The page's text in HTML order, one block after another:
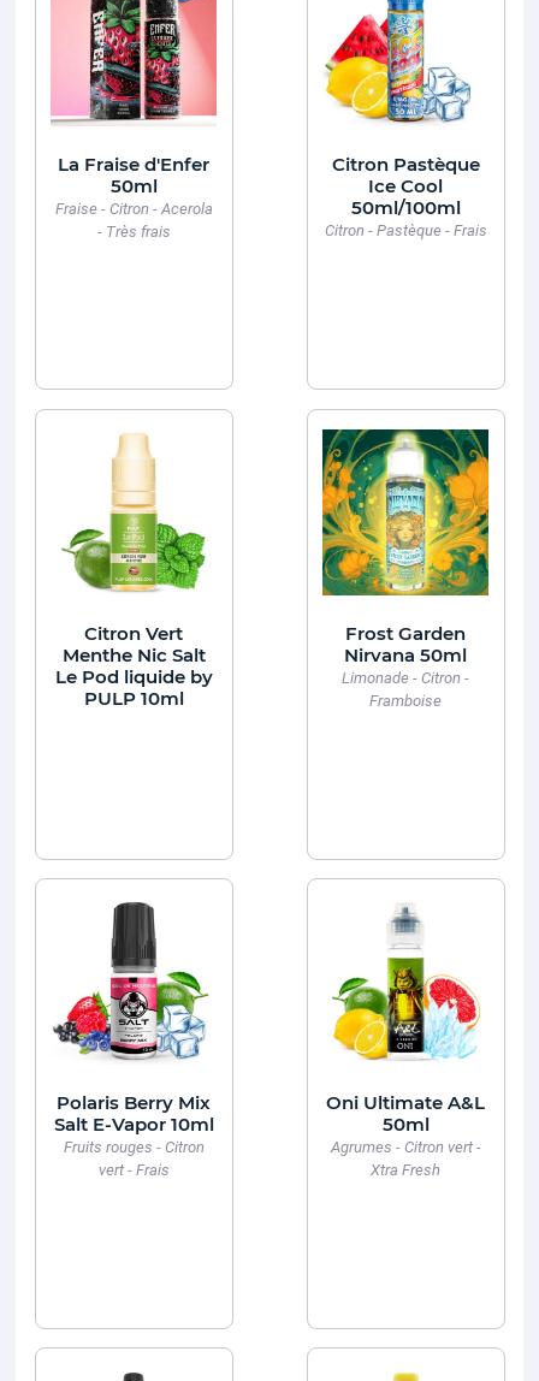
La Fraise d'Enfer
50ml
Fraise - Citron - Acerola
- Très frais
Citron Pastèque
Ice Cool
50ml/100ml
Citron - Pastèque - Frais
Citron Vert
Menthe Nic Salt
Le Pod liquide by
PULP 10ml
Frost Garden
Nirvana 50ml
Limonade - Citron -
Framboise
Polaris Berry Mix
Salt E-Vapor 10ml
Fruits rouges - Citron
vert - Frais
Oni Ultimate A&L
50ml
Agrumes - Citron vert -
Xtra Fresh